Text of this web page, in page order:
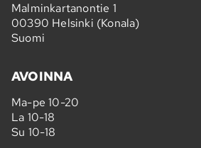
Malminkartanontie 1
00390 Helsinki (Konala)
Suomi
AVOINNA
Ma-pe 10-20
La 10-18
Su 10-18